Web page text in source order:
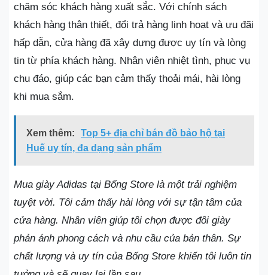
chăm sóc khách hàng xuất sắc. Với chính sách
khách hàng thân thiết, đổi trả hàng linh hoạt và ưu đãi
hấp dẫn, cửa hàng đã xây dựng được uy tín và lòng
tin từ phía khách hàng. Nhân viên nhiệt tình, phục vụ
chu đáo, giúp các bạn cảm thấy thoải mái, hài lòng
khi mua sắm.
Xem thêm:
Top 5+ địa chỉ bán đồ bảo hộ tại
Huế uy tín, đa dạng sản phẩm
Mua giày Adidas tại Bống Store là một trải nghiệm
tuyệt vời. Tôi cảm thấy hài lòng với sự tận tâm của
cửa hàng. Nhân viên giúp tôi chọn được đôi giày
phản ánh phong cách và nhu cầu của bản thân. Sự
chất lượng và uy tín của Bống Store khiến tôi luôn tin